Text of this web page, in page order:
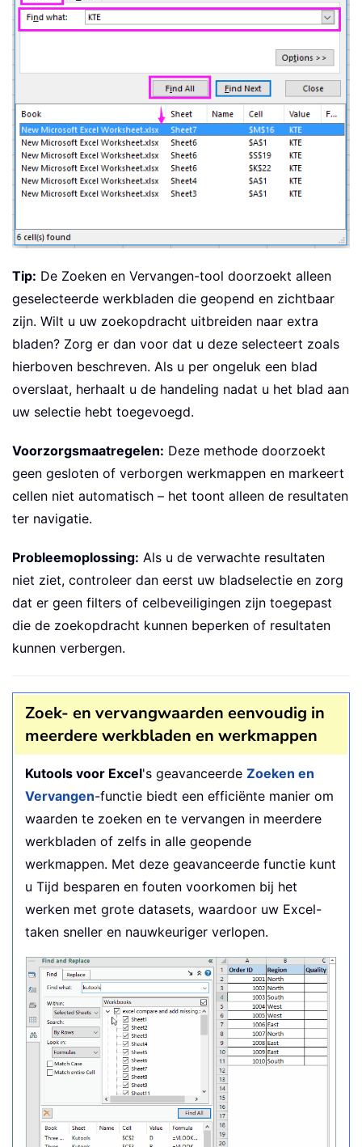
Tip: De Zoeken en Vervangen-tool doorzoekt alleen
geselecteerde werkbladen die geopend en zichtbaar
zijn. Wilt u uw zoekopdracht uitbreiden naar extra
bladen? Zorg er dan voor dat u deze selecteert zoals
hierboven beschreven. Als u per ongeluk een blad
overslaat, herhaalt u de handeling nadat u het blad aan
uw selectie hebt toegevoegd.
Voorzorgsmaatregelen: Deze methode doorzoekt
geen gesloten of verborgen werkmappen en markeert
cellen niet automatisch – het toont alleen de resultaten
ter navigatie.
Probleemoplossing: Als u de verwachte resultaten
niet ziet, controleer dan eerst uw bladselectie en zorg
dat er geen filters of celbeveiligingen zijn toegepast
die de zoekopdracht kunnen beperken of resultaten
kunnen verbergen.
Zoek- en vervangwaarden eenvoudig in
meerdere werkbladen en werkmappen
Kutools voor Excel's geavanceerde Zoeken en
Vervangen-functie biedt een efficiënte manier om
waarden te zoeken en te vervangen in meerdere
werkbladen of zelfs in alle geopende
werkmappen. Met deze geavanceerde functie kunt
u Tijd besparen en fouten voorkomen bij het
werken met grote datasets, waardoor uw Excel-
taken sneller en nauwkeuriger verlopen.